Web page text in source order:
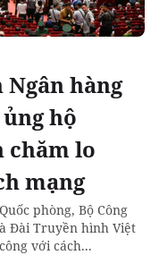
hàng
hộ
chăm lo
mạng
phòng, Bộ Công
Đài Truyền hình Việt
với cách...